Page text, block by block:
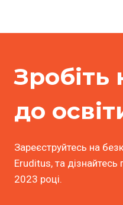
Зробіть
до
Зареєструйтесь на
Eruditus, та
2023 році.